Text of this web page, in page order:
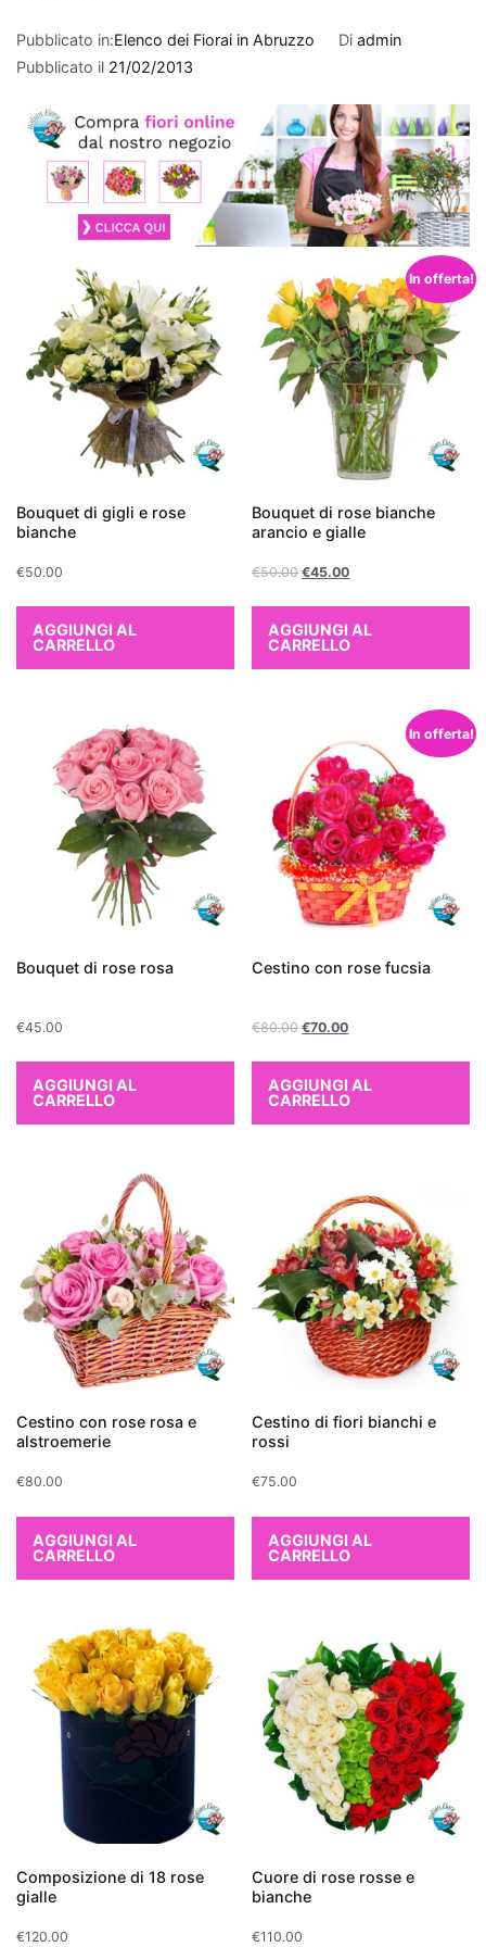
Pubblicato in:Elenco dei Fiorai in Abruzzo Di admin
Pubblicato il 21/02/2013
Bouquet di gigli e rose
bianche
€50.00
AGGIUNGI AL
CARRELLO
In offerta!
Bouquet di rose bianche
arancio e gialle
€50.00 €45.00
AGGIUNGI AL
CARRELLO
Bouquet di rose rosa
€45.00
AGGIUNGI AL
CARRELLO
In offerta!
Cestino con rose fucsia
€80.00 €70.00
AGGIUNGI AL
CARRELLO
Cestino con rose rosa e
alstroemerie
€80.00
AGGIUNGI AL
CARRELLO
Cestino di fiori bianchi e
rossi
€75.00
AGGIUNGI AL
CARRELLO
Composizione di 18 rose
gialle
€120.00
Cuore di rose rosse e
bianche
€110.00
un
regalo
per
nuovo
appartamento
piante
che
purificano
rappresentano
eccellente.
solo
un
tocco
all'ambiente,
ma
contribuiscono
anche
migliorare
qualità
interna.
Le
piante
la
loro
capacità
sostanze
nocive
tricloroetilene,
contempo
ossigeno.
Tra
le
più
efficaci
Ficus
Benjamina
perfetto